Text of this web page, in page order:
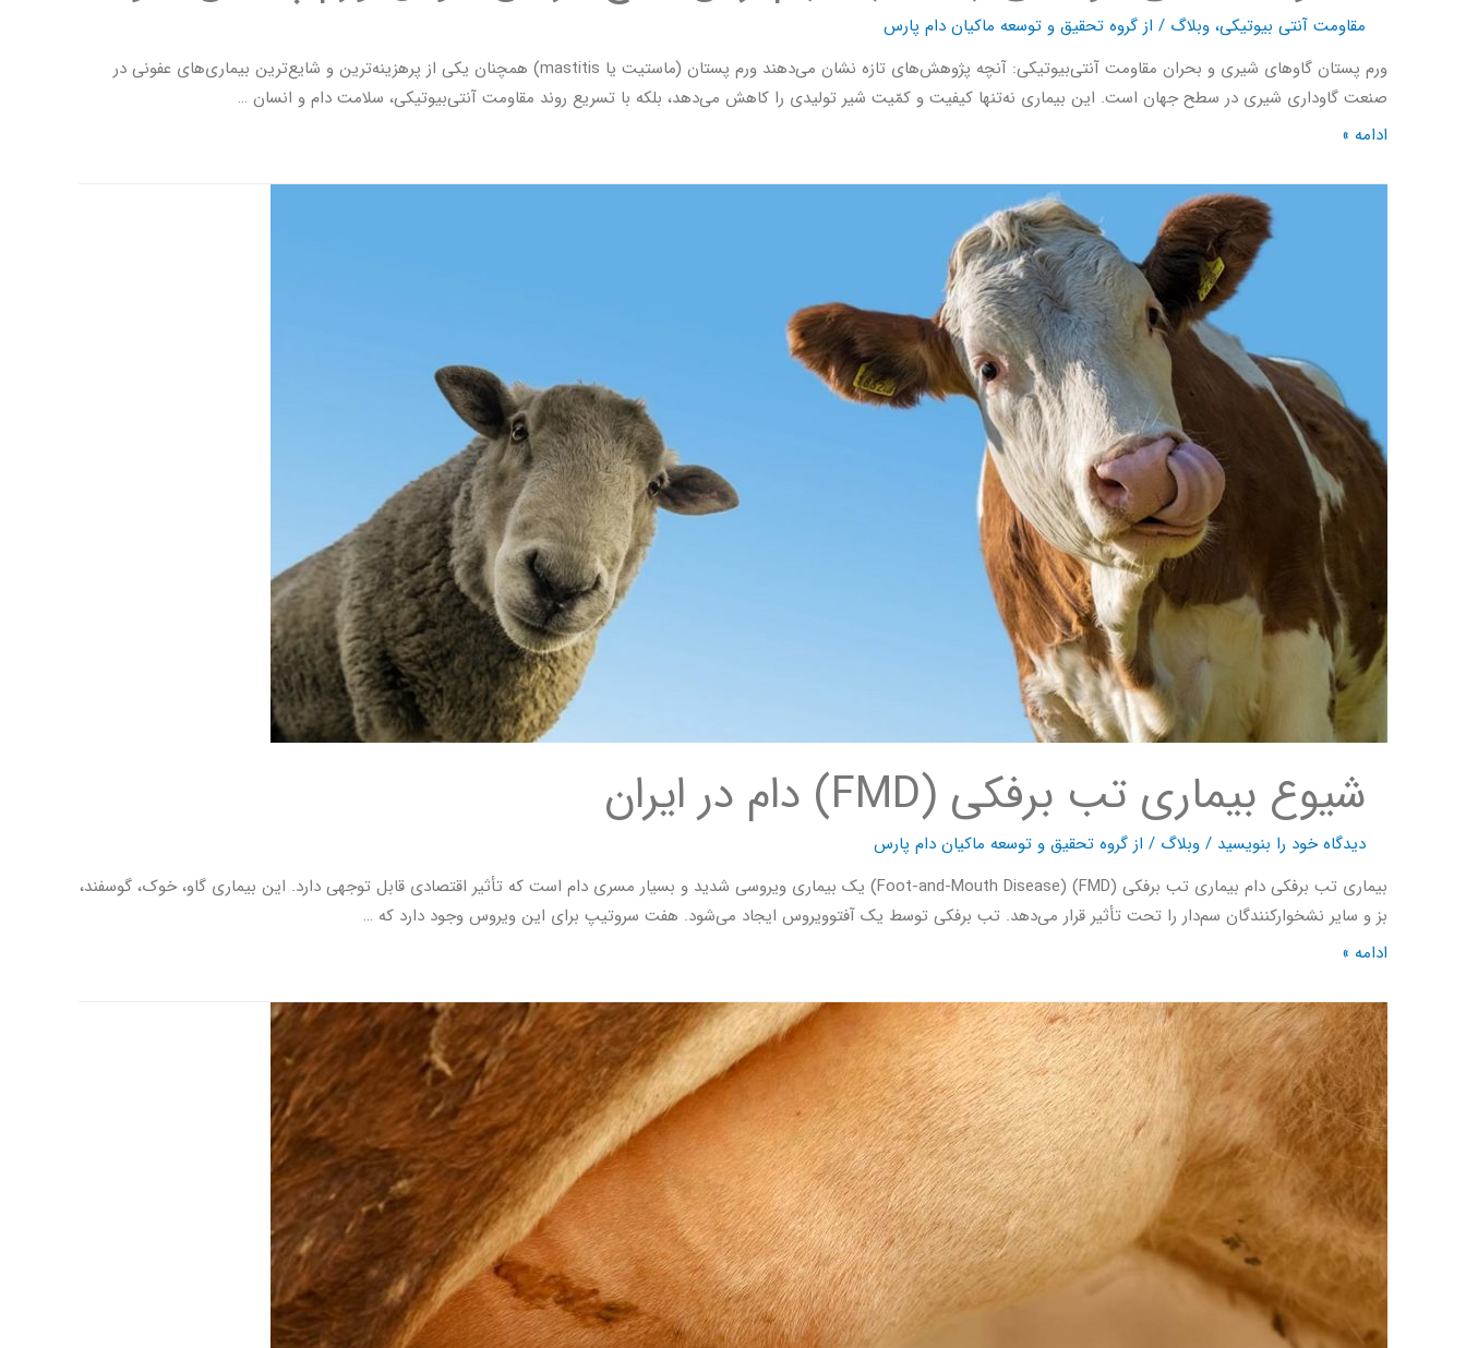
مقاومت آنتی بیوتیکی، وبلاگ / از گروه تحقیق و توسعه ماکیان دام پارس
ورم پستان گاوهای شیری و بحران مقاومت آنتی‌بیوتیکی: آنچه پژوهش‌های تازه نشان می‌دهند ورم پستان (ماستیت یا mastitis) همچنان یکی از پرهزینه‌ترین و شایع‌ترین بیماری‌های عفونی در
صنعت گاوداری شیری در سطح جهان است. این بیماری نه‌تنها کیفیت و کمّیت شیر تولیدی را کاهش می‌دهد، بلکه با تسریع روند مقاومت آنتی‌بیوتیکی، سلامت دام و انسان …
ادامه »
شیوع بیماری تب برفکی (FMD) دام در ایران
دیدگاه‌ خود را بنویسید / وبلاگ / از گروه تحقیق و توسعه ماکیان دام پارس
بیماری تب برفکی دام بیماری تب برفکی (FMD) (Foot-and-Mouth Disease) یک بیماری ویروسی شدید و بسیار مسری دام است که تأثیر اقتصادی قابل توجهی دارد. این بیماری گاو، خوک، گوسفند،
بز و سایر نشخوارکنندگان سم‌دار را تحت تأثیر قرار می‌دهد. تب برفکی توسط یک آفتوویروس ایجاد می‌شود. هفت سروتیپ برای این ویروس وجود دارد که …
ادامه »